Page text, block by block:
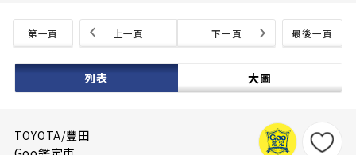
第一頁 最後一頁
上一頁 下一頁
列表 大圖
TOYOTA/豐田